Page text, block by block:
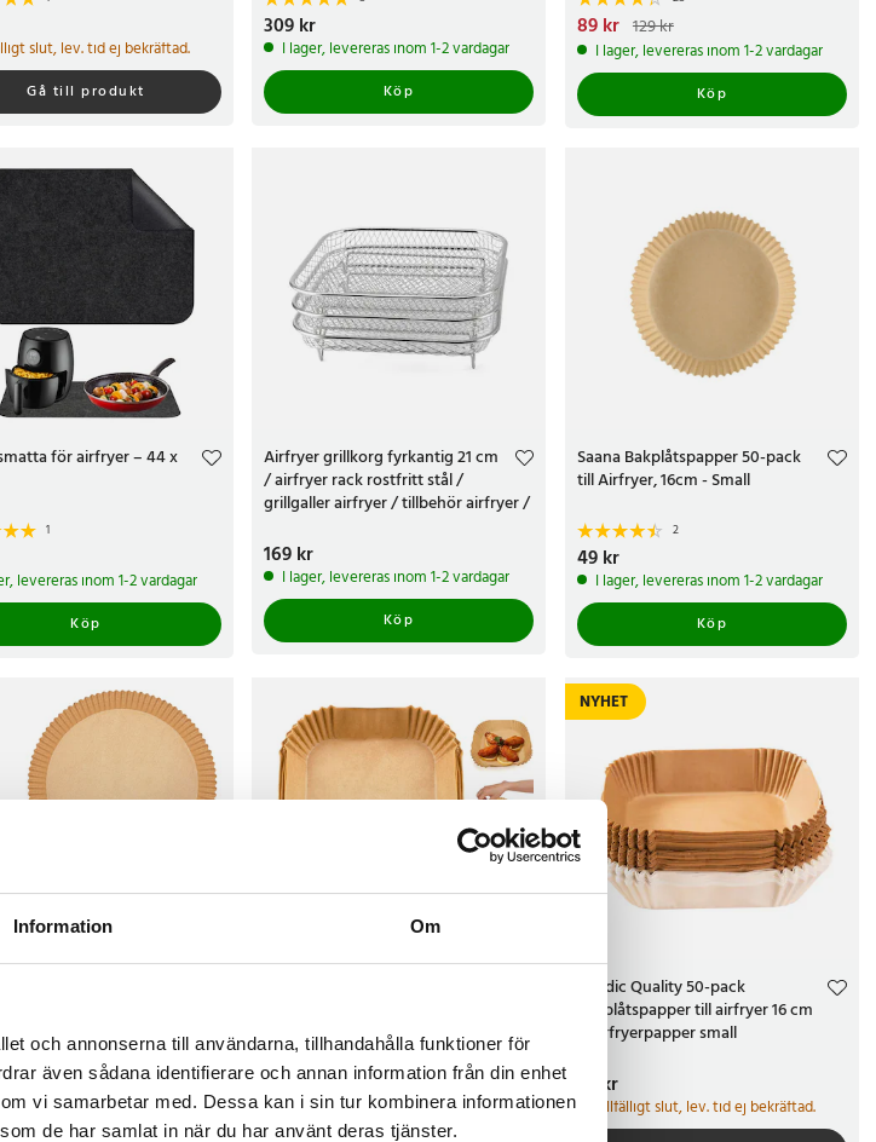
Information Om
och annonserna till användarna, tillhandahålla funktioner för
även sådana identifierare och annan information från din enhet
vi samarbetar med. Dessa kan i sin tur kombinera informationen
de har samlat in när du har använt deras tjänster.
slut, lev. tid ej bekräftad.
Gå till produkt
Pris:309 kr
309 kr
I lager, levereras inom 1-2 vardagar
Köp
Nuvarande pris
129 kr
89 kr 129 kr
I lager, levereras inom 1-2 vardagar
Köp
för airfryer – 44 x
1
levereras inom 1-2 vardagar
Köp
Airfryer grillkorg fyrkantig 21 cm
/ airfryer rack rostfritt stål /
grillgaller airfryer / tillbehör airfryer /
Pris :169 kr
169 kr
I lager, levereras inom 1-2 vardagar
Köp
Saana Bakplåtspapper 50-pack
till Airfryer, 16cm - Small
2
Pris:49 kr
49 kr
I lager, levereras inom 1-2 vardagar
Köp
pris :99 krTidigare pris:
149 kr
har vi bara 2 kvar av denna produkt
Pris :99 kr
99 kr
I lager, levereras inom 1-2 vardagar
NYHET
Nordic Quality 50-pack
bakplåtspapper till airfryer 16 cm
/ Airfryerpapper small
:29 kr
29 kr
Tillfälligt slut, lev. tid ej bekräftad.